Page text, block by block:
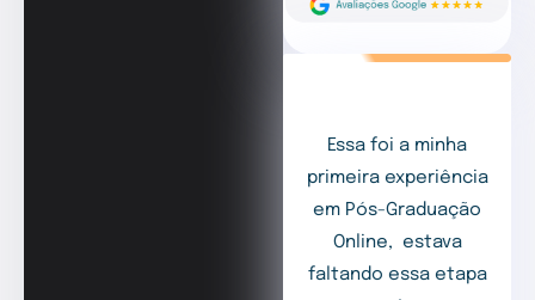
Essa foi a minha
primeira experiência
em Pós-Graduação
Online, estava
faltando essa etapa